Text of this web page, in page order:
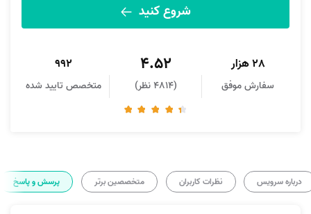
شروع کنید
28 هزار
سفارش موفق
4.52
(4814 نظر)
992
متخصص تایید شده
درباره سرویس نظرات کاربران متخصصین برتر پرسش و پاسخ